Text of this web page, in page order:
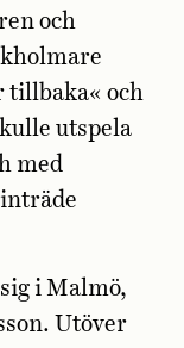
och
tillbaka« och
utspela
med
i Malmö,
Utöver